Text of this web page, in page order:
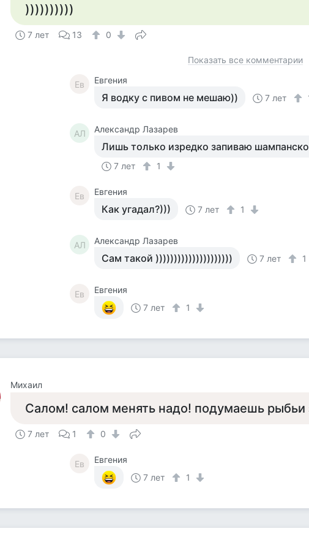
))))))))))
7 лет 13 0
Показать все комментарии
Ев Евгения
Я водку с пивом не мешаю)) 7 лет
АЛ Александр Лазарев
Лишь только изредко запиваю
7 лет 1
Ев Евгения
Как угадал?))) 7 лет 1
АЛ Александр Лазарев
Сам такой ))))))))))))))))))))) 7 лет 1
Ев
Евгения
7 лет
1
Михаил
Салом! салом менять надо! подумаешь
7 лет 1 0
Ев
Евгения
7 лет
1